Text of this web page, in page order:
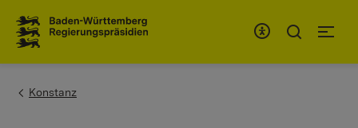
You are here:
Konstanz